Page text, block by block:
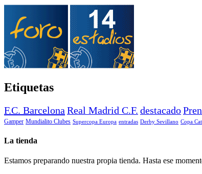
Etiquetas
F.C. Barcelona Real Madrid C.F. destacado
Gamper Mundialito Clubes Supercopa Europa entradas Derby Sevillano Copa
La tienda
Estamos preparando nuestra propia tienda. Hasta ese